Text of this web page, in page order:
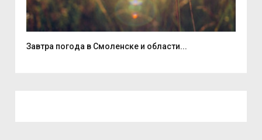
Завтра погода в Смоленске и области...